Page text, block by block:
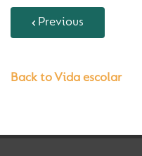
Previous
Back to Vida escolar